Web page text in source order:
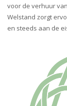
voor de verhuur
Welstand zorgt
en steeds aan de